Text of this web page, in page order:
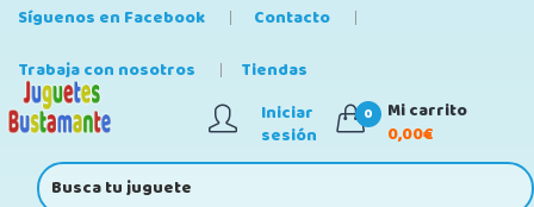
Síguenos en Facebook
Contacto
Trabaja con nosotros
Tiendas
Iniciar
sesión
0
Mi carrito
0,00€